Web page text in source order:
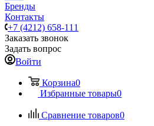
Бренды
Контакты
+7 (4212) 658-111
Заказать звонок
Задать вопрос
Войти
Корзина0
Избранные товары0
Сравнение товаров0